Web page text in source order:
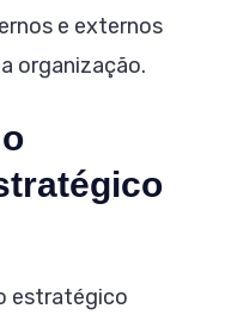
e externos
organização.
estratégico